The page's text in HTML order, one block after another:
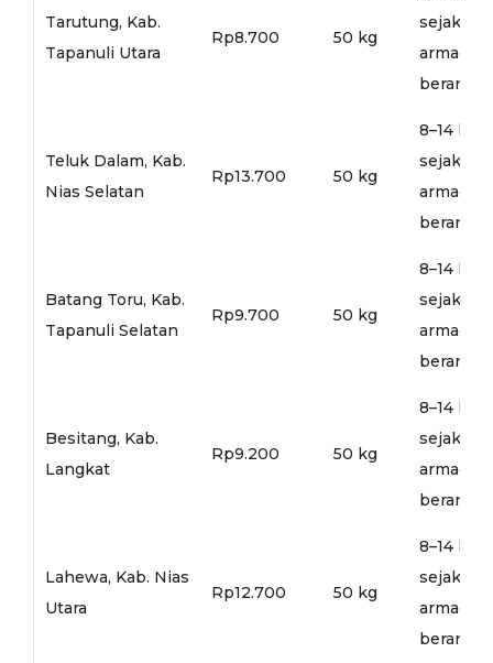
Tarutung, Kab.
Tapanuli Utara
Rp8.700 50 kg
sejak
armada
Teluk Dalam, Kab.
Nias Selatan
Rp13.700 50 kg
8–14 hari
sejak
armada
Batang Toru, Kab.
Tapanuli Selatan
Rp9.700 50 kg
8–14 hari
sejak
armada
Besitang, Kab.
Langkat
Rp9.200 50 kg
8–14 hari
sejak
armada
Lahewa, Kab. Nias
Utara
Rp12.700 50 kg
8–14 hari
sejak
armada